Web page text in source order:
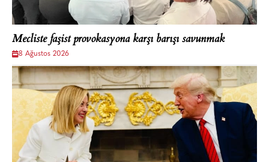
Mecliste faşist provokasyona karşı barışı savunmak
8 Ağustos 2026